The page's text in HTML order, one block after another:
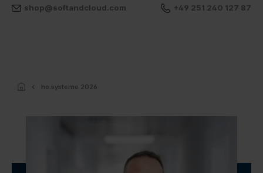
shop@softandcloud.com +49 251 240 127 87
ho.systeme 2026